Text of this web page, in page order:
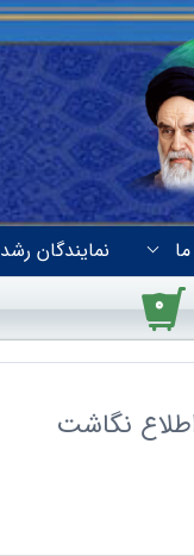
نمایندگان رشد
۰
نگاشت